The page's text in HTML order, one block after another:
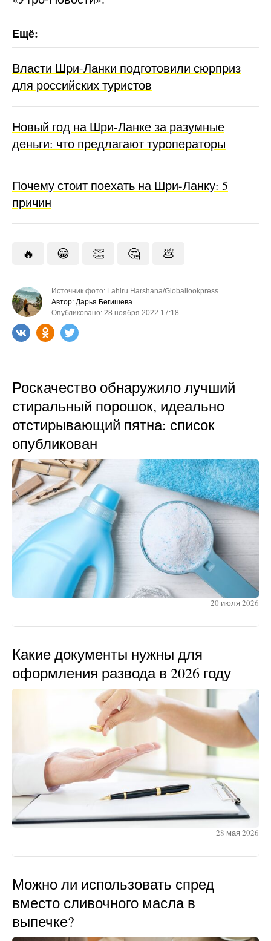
Власти Шри-Ланки подготовили сюрприз
для российских туристов
Новый год на Шри-Ланке за разумные
деньги: что предлагают туроператоры
Почему стоит поехать на Шри-Ланку: 5
причин
🔥 😁 👏 🤔 💩
Источник фото: Lahiru Harshana/Globallookpress
Автор: Дарья Бегишева
Опубликовано: 28 ноября 2022 17:18
Роскачество обнаружило лучший
стиральный порошок, идеально
отстирывающий пятна: список
опубликован
20 июля 2026
Какие документы нужны для
оформления развода в 2026 году
28 мая 2026
Можно ли использовать спред
вместо сливочного масла в
выпечке?